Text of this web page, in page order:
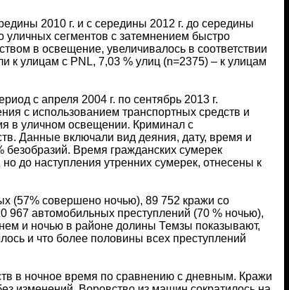
2010 г. и с середины 2012 г. до середины
уличных сегментов с затемнением быстро
в освещение, увеличивалось в соответствии
к улицам с PNL, 7,03 % улиц (n=2375) – к улицам
с апреля 2004 г. по сентябрь 2013 г.
с использованием транспортных средств и
в уличном освещении. Криминал с
Данные включали вид деяния, дату, время и
Время гражданских сумерек
до наступления утренних сумерек, отнесены к
(57% совершено ночью), 89 752 кражи со
967 автомобильных преступлений (70 % ночью),
и ночью в районе долины Темзы показывают,
и что более половины всех преступлений
в ночное время по сравнению с дневным. Кражи